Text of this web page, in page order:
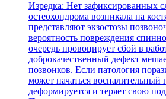
Изредка: Нет зафиксированных
остеохондрома возникала на
представляют экзостозы
вероятность повреждения
очередь провоцирует сбой в
доброкачественный дефект
позвонков. Если патология
может начаться воспалительный
деформируется и теряет свою